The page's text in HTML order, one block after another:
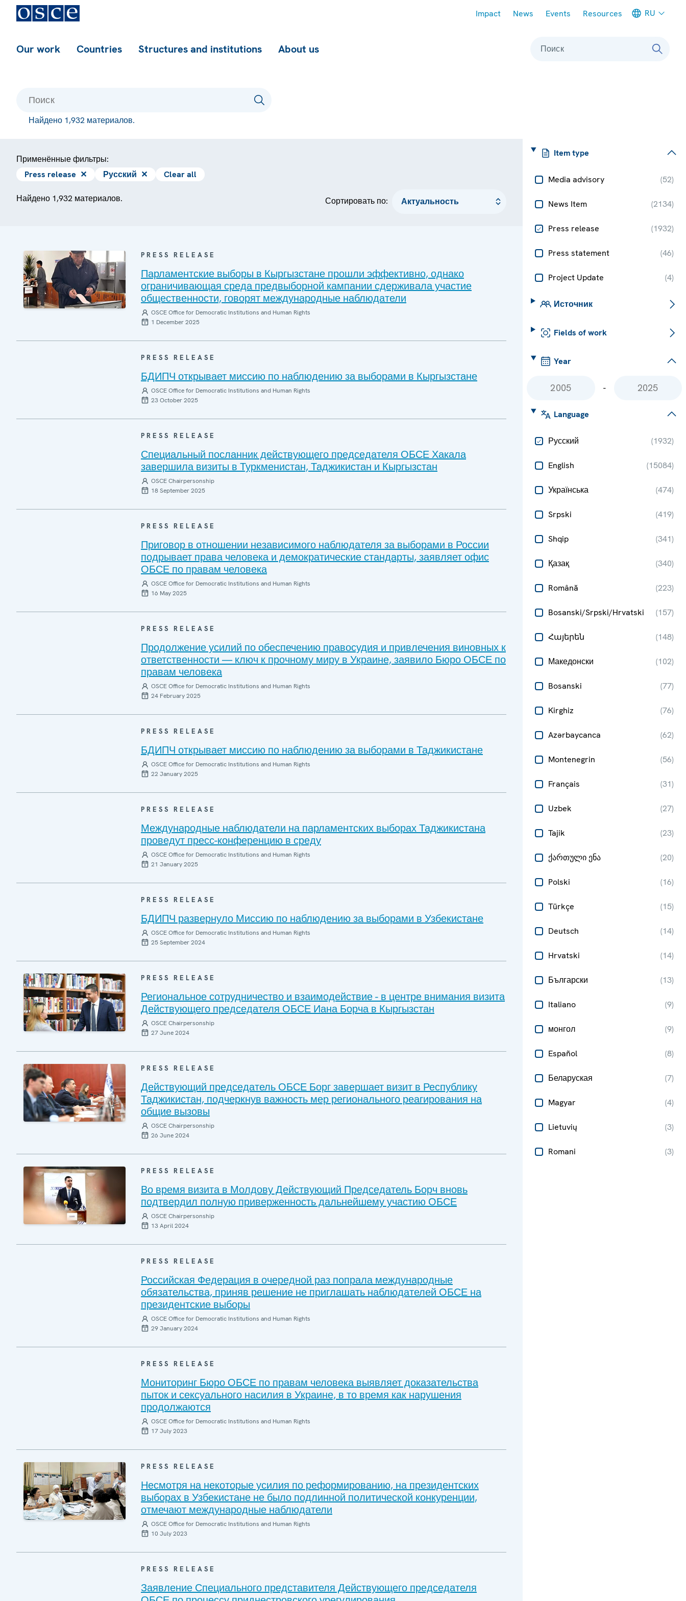
Impact News Events Resources RU
Our work Countries Structures and institutions About us Поиск
Найдено 1,932 материалов.
Item type
Media advisory (52)
News Item (2134)
Press release (1932)
Press statement (46)
Project Update (4)
Источник
Fields of work
Year
-
Language
Русский (1932)
English (15084)
Українська (474)
Srpski (419)
Shqip (341)
Қазақ (340)
Română (223)
Bosanski/Srpski/Hrvatski (157)
Հայերեն (148)
Македонски (102)
Bosanski (77)
Kirghiz (76)
Azərbaycanca (62)
Montenegrin (56)
Français (31)
Uzbek (27)
Tajik (23)
ქართული ენა (20)
Polski (16)
Türkçe (15)
Deutsch (14)
Hrvatski (14)
Български (13)
Italiano (9)
монгол (9)
Español (8)
Беларуская (7)
Magyar (4)
Lietuvių (3)
Romani (3)
Применённые фильтры:
Press release ✕ Русский ✕ Clear all
Найдено 1,932 материалов. Сортировать по:
PRESS RELEASE
Парламентские выборы в Кыргызстане прошли эффективно, однако
ограничивающая среда предвыборной кампании сдерживала участие
общественности, говорят международные наблюдатели
OSCE Office for Democratic Institutions and Human Rights
1 December 2025
PRESS RELEASE
БДИПЧ открывает миссию по наблюдению за выборами в Кыргызстане
OSCE Office for Democratic Institutions and Human Rights
23 October 2025
PRESS RELEASE
Специальный посланник действующего председателя ОБСЕ Хакала
завершила визиты в Туркменистан, Таджикистан и Кыргызстан
OSCE Chairpersonship
18 September 2025
PRESS RELEASE
Приговор в отношении независимого наблюдателя за выборами в России
подрывает права человека и демократические стандарты, заявляет офис
ОБСЕ по правам человека
OSCE Office for Democratic Institutions and Human Rights
16 May 2025
PRESS RELEASE
Продолжение усилий по обеспечению правосудия и привлечения виновных к
ответственности — ключ к прочному миру в Украине, заявило Бюро ОБСЕ по
правам человека
OSCE Office for Democratic Institutions and Human Rights
24 February 2025
PRESS RELEASE
БДИПЧ открывает миссию по наблюдению за выборами в Таджикистане
OSCE Office for Democratic Institutions and Human Rights
22 January 2025
PRESS RELEASE
Международные наблюдатели на парламентских выборах Таджикистана
проведут пресс-конференцию в среду
OSCE Office for Democratic Institutions and Human Rights
21 January 2025
PRESS RELEASE
БДИПЧ развернуло Миссию по наблюдению за выборами в Узбекистане
OSCE Office for Democratic Institutions and Human Rights
25 September 2024
PRESS RELEASE
Региональное сотрудничество и взаимодействие - в центре внимания визита
Действующего председателя ОБСЕ Иана Борча в Кыргызстан
OSCE Chairpersonship
27 June 2024
PRESS RELEASE
Действующий председатель ОБСЕ Борг завершает визит в Республику
Таджикистан, подчеркнув важность мер регионального реагирования на
общие вызовы
OSCE Chairpersonship
26 June 2024
PRESS RELEASE
Во время визита в Молдову Действующий Председатель Борч вновь
подтвердил полную приверженность дальнейшему участию ОБСЕ
OSCE Chairpersonship
13 April 2024
PRESS RELEASE
Российская Федерация в очередной раз попрала международные
обязательства, приняв решение не приглашать наблюдателей ОБСЕ на
президентские выборы
OSCE Office for Democratic Institutions and Human Rights
29 January 2024
PRESS RELEASE
Мониторинг Бюро ОБСЕ по правам человека выявляет доказательства
пыток и сексуального насилия в Украине, в то время как нарушения
продолжаются
OSCE Office for Democratic Institutions and Human Rights
17 July 2023
PRESS RELEASE
Несмотря на некоторые усилия по реформированию, на президентских
выборах в Узбекистане не было подлинной политической конкуренции,
отмечают международные наблюдатели
OSCE Office for Democratic Institutions and Human Rights
10 July 2023
PRESS RELEASE
Заявление Специального представителя Действующего председателя